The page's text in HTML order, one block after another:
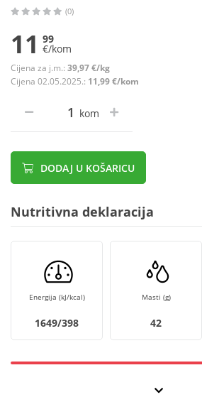
(0)
11 99
€/kom
Cijena za j.m.: 39,97 €/kg
Cijena 02.05.2025.: 11,99 €/kom
kom
DODAJ U KOŠARICU
Nutritivna deklaracija
Energija (kJ/kcal)
1649/398
Masti (g)
42